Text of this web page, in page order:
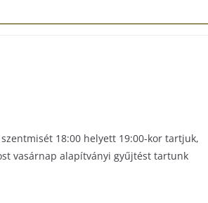
18:00 helyett 19:00-kor tartjuk,
alapítványi gyűjtést tartunk